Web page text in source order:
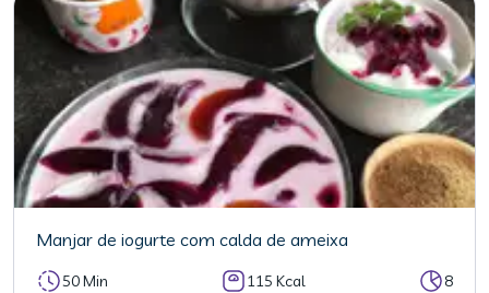
Manjar de iogurte com calda de ameixa
50 Min 115 Kcal 8